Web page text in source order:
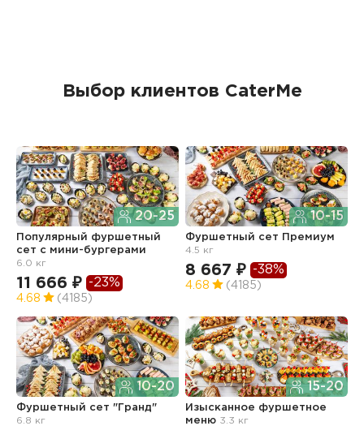
Выбор клиентов CaterMe
20-25
Популярный фуршетный
сет c мини-бургерами
6.0 кг
11 666 ₽ -23%
4.68 (4185)
10-15
Фуршетный сет Премиум
4.5 кг
8 667 ₽ -38%
4.68 (4185)
10-20
Фуршетный сет "Гранд"
6.8 кг
15-20
Изысканное фуршетное
меню 3.3 кг